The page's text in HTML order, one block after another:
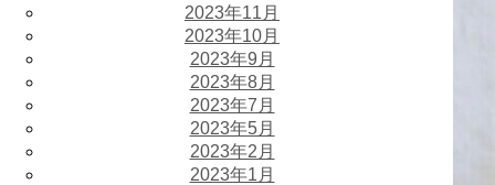
2023年11月
2023年10月
2023年9月
2023年8月
2023年7月
2023年5月
2023年2月
2023年1月